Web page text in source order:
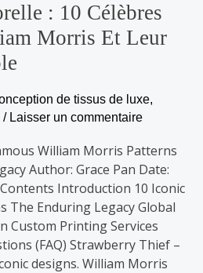
: 10 Célèbres
Morris Et Leur
de tissus de luxe,
/ Laisser un commentaire
William Morris Patterns
Author: Grace Pan Date:
Introduction 10 Iconic
The Enduring Legacy Global
Custom Printing Services
(FAQ) Strawberry Thief –
designs. William Morris